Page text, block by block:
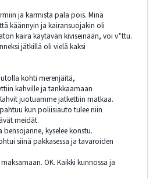
ja karmista pala pois. Minä
käännyin ja kairansuojakin oli
kaira käytävän kiviseinään, voi v*ttu.
jätkillä oli vielä kaksi
kohti merenjäitä,
kahville ja tankkaamaan
juotuamme jatkettiin matkaa.
kun poliisiauto tulee niin
meidät.
bensojanne, kyselee konstu.
siinä pakkasessa ja tavaroiden
OK. Kaikki kunnossa ja